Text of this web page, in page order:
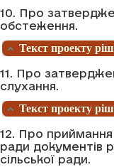
10. Про
обстеження.
Текст проекту
11. Про
слухання.
Текст проекту
12. Про
ради документів
сільської ради.